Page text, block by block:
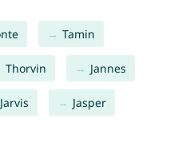
Tamin
Thorvin Jannes
Jarvis Jasper